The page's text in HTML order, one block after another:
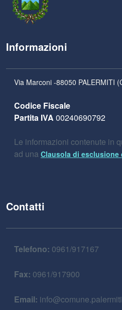
Informazioni
Via Marconi -88050 PALERMITI
Codice Fiscale
Partita IVA 00240690792
Le informazioni contenute in
ad una Clausola di
Contatti
Telefono: 0961/917167
Fax: 0961/917900
Email: